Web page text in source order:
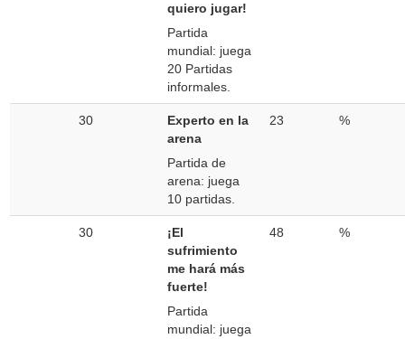
quiero jugar!
Partida
mundial: juega
20 Partidas
informales.
30
Experto en la
arena
Partida de
arena: juega
10 partidas.
23 %
30
¡El
sufrimiento
me hará más
fuerte!
Partida
mundial: juega
48 %